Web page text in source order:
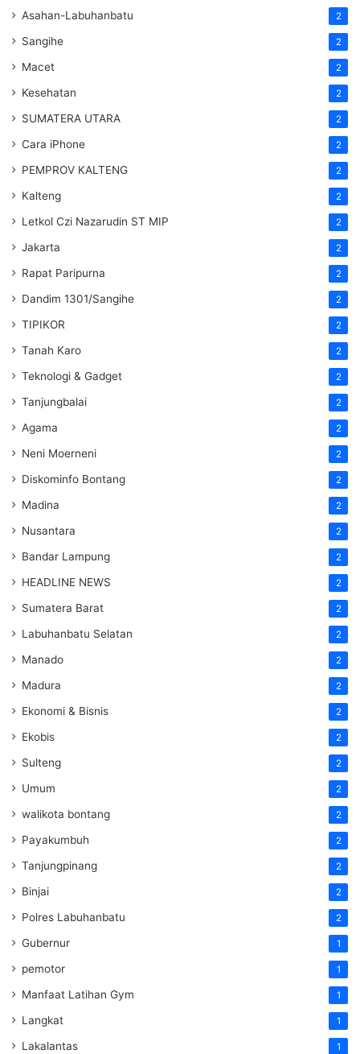
Asahan-Labuhanbatu 2
Sangihe 2
Macet 2
Kesehatan 2
SUMATERA UTARA 2
Cara iPhone 2
PEMPROV KALTENG 2
Kalteng 2
Letkol Czi Nazarudin ST MIP 2
Jakarta 2
Rapat Paripurna 2
Dandim 1301/Sangihe 2
TIPIKOR 2
Tanah Karo 2
Teknologi & Gadget 2
Tanjungbalai 2
Agama 2
Neni Moerneni 2
Diskominfo Bontang 2
Madina 2
Nusantara 2
Bandar Lampung 2
HEADLINE NEWS 2
Sumatera Barat 2
Labuhanbatu Selatan 2
Manado 2
Madura 2
Ekonomi & Bisnis 2
Ekobis 2
Sulteng 2
Umum 2
walikota bontang 2
Payakumbuh 2
Tanjungpinang 2
Binjai 2
Polres Labuhanbatu 2
Gubernur 1
pemotor 1
Manfaat Latihan Gym 1
Langkat 1
Lakalantas 1